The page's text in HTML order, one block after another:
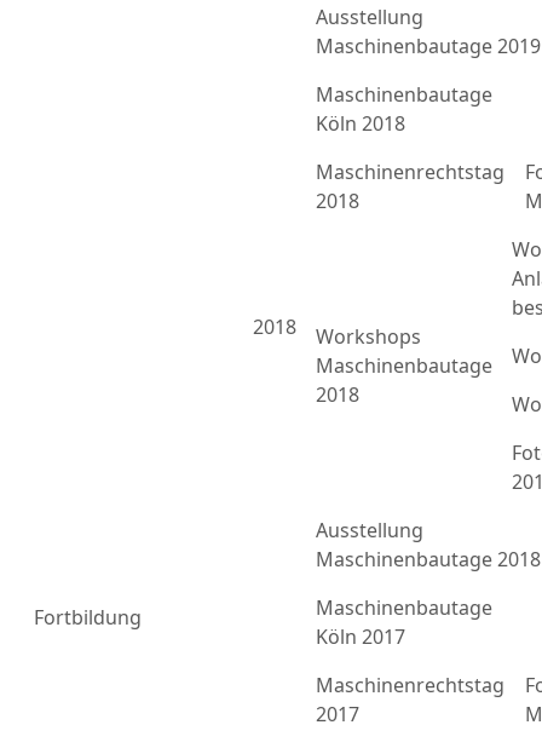
Fortbildung
Ausstellung
Maschinenbautage 2019
2018
Maschinenbautage
Köln 2018
Maschinenrechtstag
2018
Workshops
Maschinenbautage
2018
Ausstellung
Maschinenbautage 2018
Maschinenbautage
Köln 2017
Maschinenrechtstag
2017